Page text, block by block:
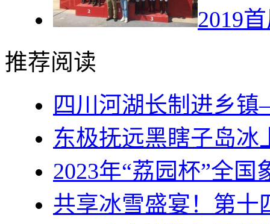
2019
推荐阅读
四川河湖长制进乡
东极抚远黑瞎子岛冰
2023年“荔园杯”全国
共享冰雪盛宴！第十